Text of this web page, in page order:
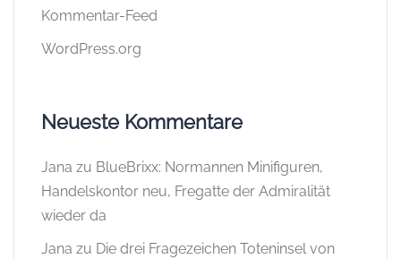
Kommentar-Feed
WordPress.org
Neueste Kommentare
Jana zu BlueBrixx: Normannen Minifiguren,
Handelskontor neu, Fregatte der Admiralität
wieder da
Jana zu Die drei Fragezeichen Toteninsel von